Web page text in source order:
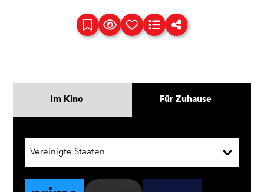
Im Kino Für Zuhause
Vereinigte Staaten